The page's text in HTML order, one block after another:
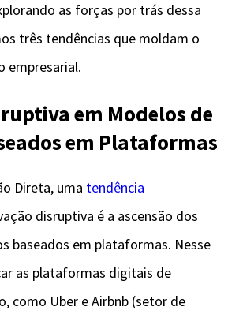
as forças por trás dessa
três tendências que moldam o
empresarial.
em Modelos de
em Plataformas
Direta, uma tendência
disruptiva é a ascensão dos
baseados em plataformas. Nesse
as plataformas digitais de
como Uber e Airbnb (setor de